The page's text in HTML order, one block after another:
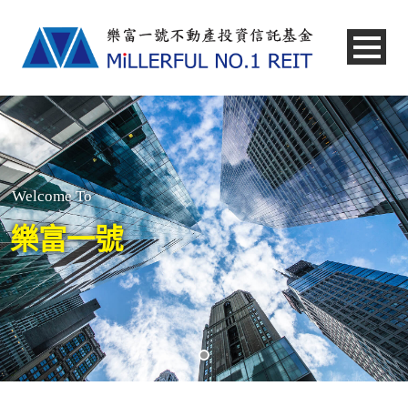
中文
Welcome To
樂富一號